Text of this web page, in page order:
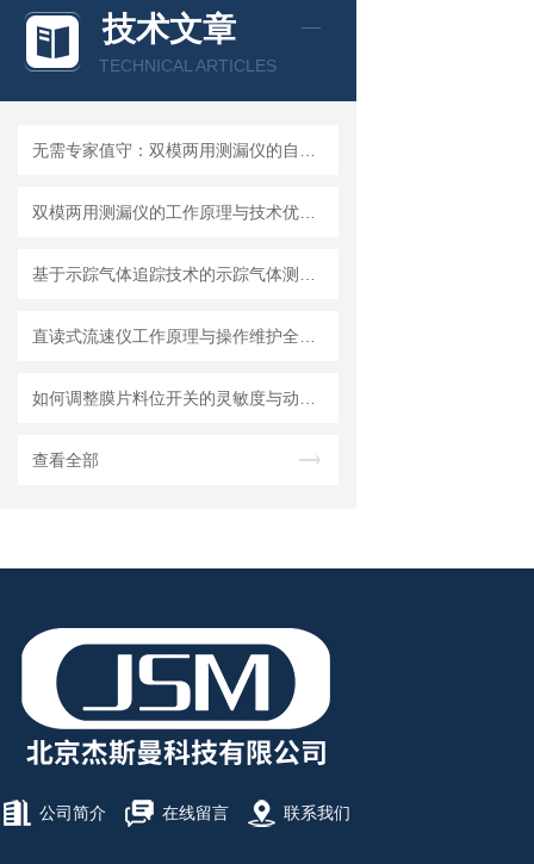
技术文章
TECHNICAL ARTICLES
查看全部
公司简介 在线留言 联系我们